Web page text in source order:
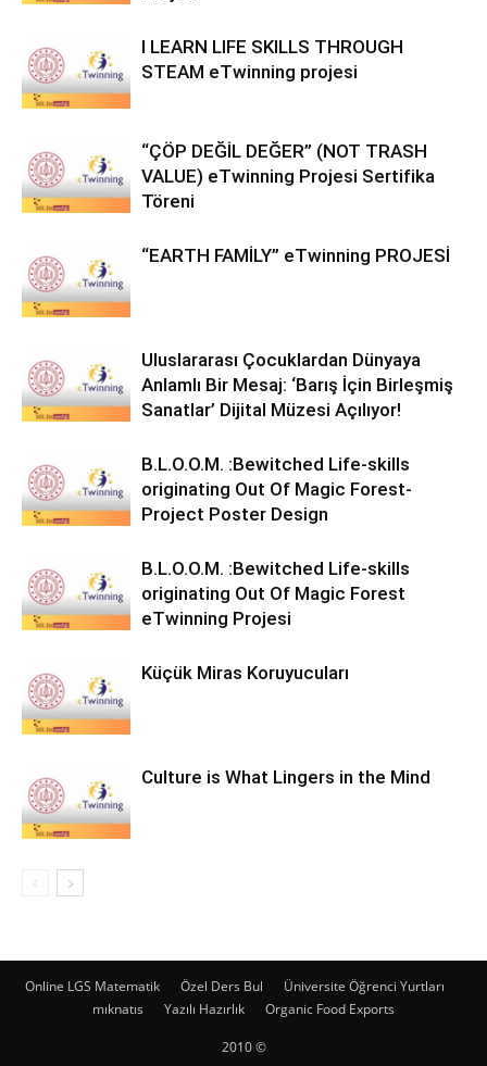
I LEARN LIFE SKILLS THROUGH
STEAM eTwinning projesi
“ÇÖP DEĞİL DEĞER” (NOT TRASH
VALUE) eTwinning Projesi Sertifika
Töreni
“EARTH FAMİLY” eTwinning PROJESİ
Uluslararası Çocuklardan Dünyaya
Anlamlı Bir Mesaj: ‘Barış İçin Birleşmiş
Sanatlar’ Dijital Müzesi Açılıyor!
B.L.O.O.M. :Bewitched Life-skills
originating Out Of Magic Forest-
Project Poster Design
B.L.O.O.M. :Bewitched Life-skills
originating Out Of Magic Forest
eTwinning Projesi
Küçük Miras Koruyucuları
Culture is What Lingers in the Mind
Online LGS Matematik Özel Ders Bul
Üniversite Öğrenci Yurtları
mıknatıs
Yazılı Hazırlık Organic Food Exports
2010 ©